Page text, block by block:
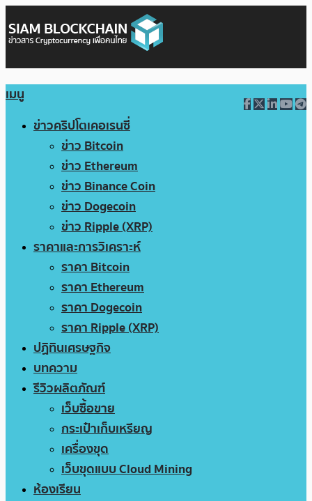
เมนู
ข่าวคริปโตเคอเรนซี่
ข่าว Bitcoin
ข่าว Ethereum
ข่าว Binance Coin
ข่าว Dogecoin
ข่าว Ripple (XRP)
ราคาและการวิเคราะห์
ราคา Bitcoin
ราคา Ethereum
ราคา Dogecoin
ราคา Ripple (XRP)
ปฏิทินเศรษฐกิจ
บทความ
รีวิวผลิตภัณฑ์
เว็บซื้อขาย
กระเป๋าเก็บเหรียญ
เครื่องขุด
เว็บขุดแบบ Cloud Mining
ห้องเรียน